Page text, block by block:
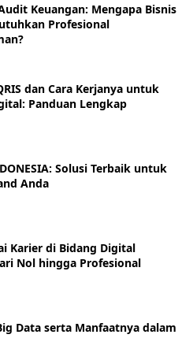
Keuangan: Mengapa Bisnis
Profesional
dan Cara Kerjanya untuk
Panduan Lengkap
Solusi Terbaik untuk
Anda
Karier di Bidang Digital
Nol hingga Profesional
Data serta Manfaatnya dalam